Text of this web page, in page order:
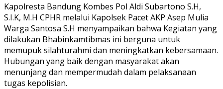
Kapolresta Bandung Kombes Pol Aldi Subartono S.H,
S.I.K, M.H CPHR melalui Kapolsek Pacet AKP Asep Mulia
Warga Santosa S.H menyampaikan bahwa Kegiatan yang
dilakukan Bhabinkamtibmas ini berguna untuk
memupuk silahturahmi dan meningkatkan kebersamaan.
Hubungan yang baik dengan masyarakat akan
menunjang dan mempermudah dalam pelaksanaan
tugas kepolisian.